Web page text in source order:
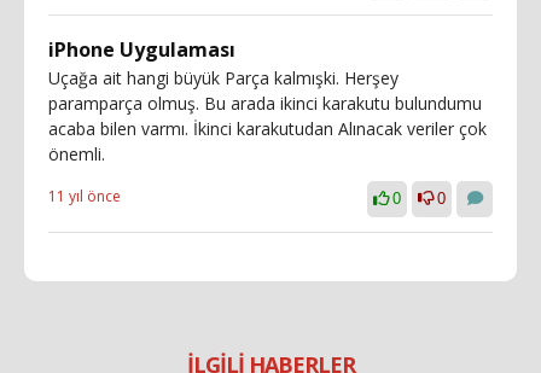
iPhone Uygulaması
Uçağa ait hangi büyük Parça kalmışki. Herşey
paramparça olmuş. Bu arada ikinci karakutu bulundumu
acaba bilen varmı. İkinci karakutudan Alınacak veriler çok
önemli.
11 yıl önce 0 0
İLGİLİ HABERLER